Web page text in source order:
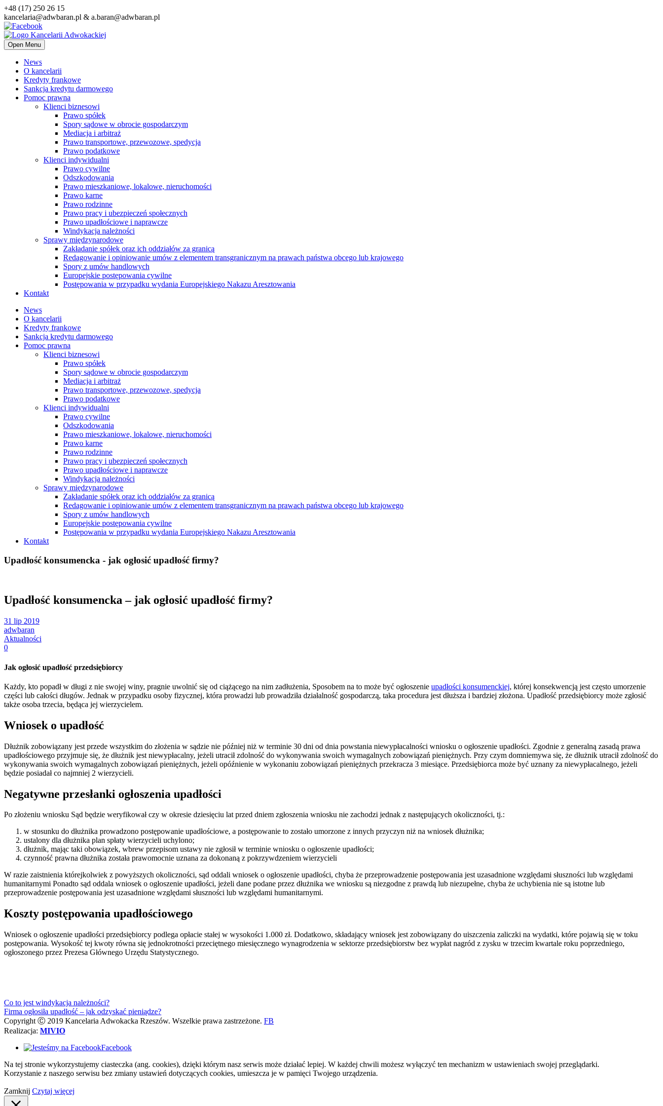
+48 (17) 250 26 15
kancelaria@adwbaran.pl & a.baran@adwbaran.pl
Open Menu
News
O kancelarii
Kredyty frankowe
Sankcja kredytu darmowego
Pomoc prawna
Klienci biznesowi
Prawo spółek
Spory sądowe w obrocie gospodarczym
Mediacja i arbitraż
Prawo transportowe, przewozowe, spedycja
Prawo podatkowe
Klienci indywidualni
Prawo cywilne
Odszkodowania
Prawo mieszkaniowe, lokalowe, nieruchomości
Prawo karne
Prawo rodzinne
Prawo pracy i ubezpieczeń społecznych
Prawo upadłościowe i naprawcze
Windykacja należności
Sprawy międzynarodowe
Zakładanie spółek oraz ich oddziałów za granicą
Redagowanie i opiniowanie umów z elementem transgranicznym na prawach państwa obcego lub krajowego
Spory z umów handlowych
Europejskie postępowania cywilne
Postępowania w przypadku wydania Europejskiego Nakazu Aresztowania
Kontakt
News
O kancelarii
Kredyty frankowe
Sankcja kredytu darmowego
Pomoc prawna
Klienci biznesowi
Prawo spółek
Spory sądowe w obrocie gospodarczym
Mediacja i arbitraż
Prawo transportowe, przewozowe, spedycja
Prawo podatkowe
Klienci indywidualni
Prawo cywilne
Odszkodowania
Prawo mieszkaniowe, lokalowe, nieruchomości
Prawo karne
Prawo rodzinne
Prawo pracy i ubezpieczeń społecznych
Prawo upadłościowe i naprawcze
Windykacja należności
Sprawy międzynarodowe
Zakładanie spółek oraz ich oddziałów za granicą
Redagowanie i opiniowanie umów z elementem transgranicznym na prawach państwa obcego lub krajowego
Spory z umów handlowych
Europejskie postępowania cywilne
Postępowania w przypadku wydania Europejskiego Nakazu Aresztowania
Kontakt
Upadłość konsumencka - jak ogłosić upadłość firmy?
Upadłość konsumencka – jak ogłosić upadłość firmy?
31 lip 2019
adwbaran
Aktualności
0
Jak ogłosić upadłość przedsiębiorcy
Każdy, kto popadł w długi z nie swojej winy, pragnie uwolnić się od ciążącego na nim zadłużenia, Sposobem na to może być ogłoszenie upadłości konsumenckiej, której konsekwencją jest często umorzenie
części lub całości długów. Jednak w przypadku osoby fizycznej, która prowadzi lub prowadziła działalność gospodarczą, taka procedura jest dłuższa i bardziej złożona. Upadłość przedsiębiorcy może zgłosić
także osoba trzecia, będąca jej wierzycielem.
Wniosek o upadłość
Dłużnik zobowiązany jest przede wszystkim do złożenia w sądzie nie później niż w terminie 30 dni od dnia powstania niewypłacalności wniosku o ogłoszenie upadłości. Zgodnie z generalną zasadą prawa
upadłościowego przyjmuje się, że dłużnik jest niewypłacalny, jeżeli utracił zdolność do wykonywania swoich wymagalnych zobowiązań pieniężnych. Przy czym domniemywa się, że dłużnik utracił zdolność do
wykonywania swoich wymagalnych zobowiązań pieniężnych, jeżeli opóźnienie w wykonaniu zobowiązań pieniężnych przekracza 3 miesiące. Przedsiębiorca może być uznany za niewypłacalnego, jeżeli
będzie posiadał co najmniej 2 wierzycieli.
Negatywne przesłanki ogłoszenia upadłości
Po złożeniu wniosku Sąd będzie weryfikował czy w okresie dziesięciu lat przed dniem zgłoszenia wniosku nie zachodzi jednak z następujących okoliczności, tj.:
w stosunku do dłużnika prowadzono postępowanie upadłościowe, a postępowanie to zostało umorzone z innych przyczyn niż na wniosek dłużnika;
ustalony dla dłużnika plan spłaty wierzycieli uchylono;
dłużnik, mając taki obowiązek, wbrew przepisom ustawy nie zgłosił w terminie wniosku o ogłoszenie upadłości;
czynność prawna dłużnika została prawomocnie uznana za dokonaną z pokrzywdzeniem wierzycieli
W razie zaistnienia którejkolwiek z powyższych okoliczności, sąd oddali wniosek o ogłoszenie upadłości, chyba że przeprowadzenie postępowania jest uzasadnione względami słuszności lub względami
humanitarnymi Ponadto sąd oddala wniosek o ogłoszenie upadłości, jeżeli dane podane przez dłużnika we wniosku są niezgodne z prawdą lub niezupełne, chyba że uchybienia nie są istotne lub
przeprowadzenie postępowania jest uzasadnione względami słuszności lub względami humanitarnymi.
Koszty postępowania upadłościowego
Wniosek o ogłoszenie upadłości przedsiębiorcy podlega opłacie stałej w wysokości 1.000 zł. Dodatkowo, składający wniosek jest zobowiązany do uiszczenia zaliczki na wydatki, które pojawią się w toku
postępowania. Wysokość tej kwoty równa się jednokrotności przeciętnego miesięcznego wynagrodzenia w sektorze przedsiębiorstw bez wypłat nagród z zysku w trzecim kwartale roku poprzedniego,
ogłoszonego przez Prezesa Głównego Urzędu Statystycznego.
Co to jest windykacja należności?
Firma ogłosiła upadłość – jak odzyskać pieniądze?
Copyright Ⓒ 2019 Kancelaria Adwokacka Rzeszów. Wszelkie prawa zastrzeżone. FB
Realizacja: MIVIO
Facebook
Na tej stronie wykorzystujemy ciasteczka (ang. cookies), dzięki którym nasz serwis może działać lepiej. W każdej chwili możesz wyłączyć ten mechanizm w ustawieniach swojej przeglądarki.
Korzystanie z naszego serwisu bez zmiany ustawień dotyczących cookies, umieszcza je w pamięci Twojego urządzenia.
Zamknij Czytaj więcej